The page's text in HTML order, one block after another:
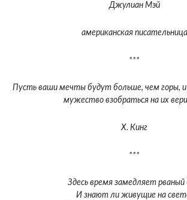
Джулиан Мэй
американская писательница
***
Пусть ваши мечты будут больше, чем горы, и
мужество взобраться на их
Х. Кинг
***
Здесь время замедляет рваный
И знают ли живущие на